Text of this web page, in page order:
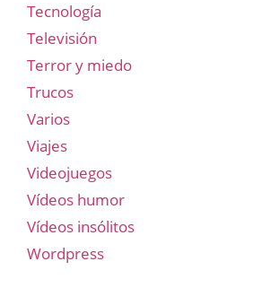
Tecnología
Televisión
Terror y miedo
Trucos
Varios
Viajes
Videojuegos
Vídeos humor
Vídeos insólitos
Wordpress